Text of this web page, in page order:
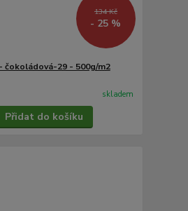
134 Kč
- 25 %
čokoládová-29 - 500g/m2
skladem
Přidat do košíku